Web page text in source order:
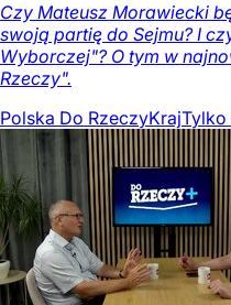
Czy Mateusz Morawiecki
swoją partię do Sejmu? I
Wyborczej"? O tym w
Rzeczy".
Polska Do RzeczyKrajTylko